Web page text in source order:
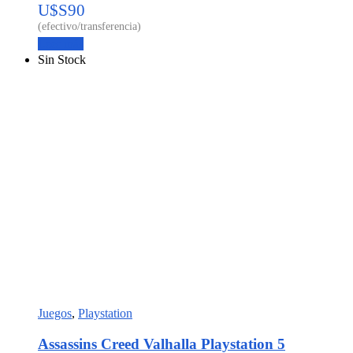
U$S90
Sin Stock
Juegos, Playstation
Assassins Creed Valhalla Playstation 5